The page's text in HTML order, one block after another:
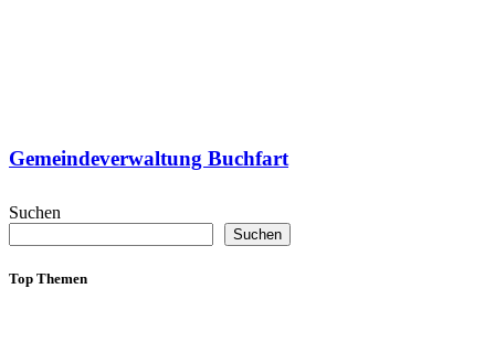
Gemeindeverwaltung Buchfart
Suchen
Suchen
Top Themen